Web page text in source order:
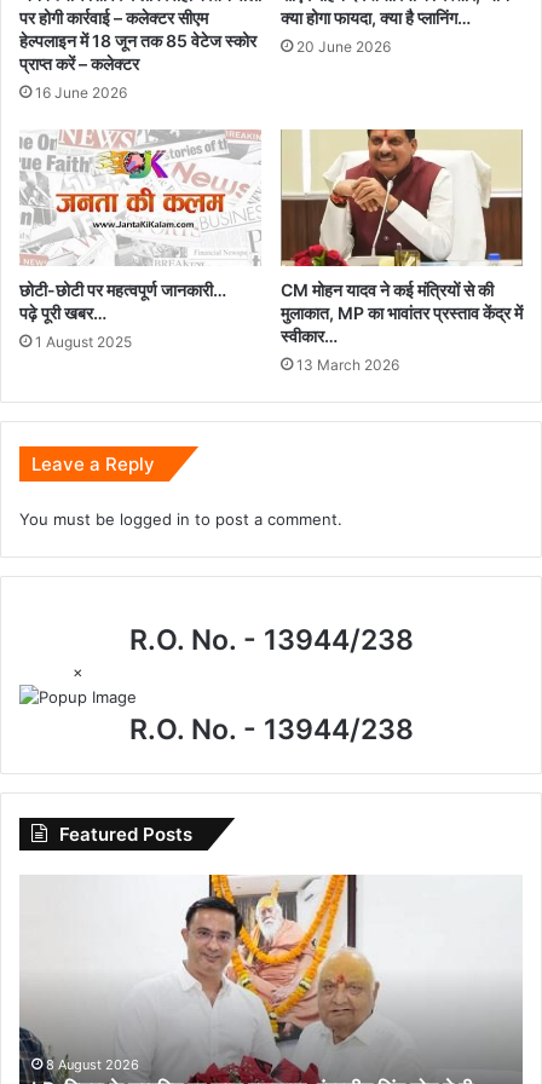
पर होगी कार्रवाई – कलेक्टर सीएम
हेल्पलाइन में 18 जून तक 85 वेटेज स्कोर
प्राप्त करें – कलेक्टर
16 June 2026
क्या होगा फायदा, क्या है प्लानिंग…
20 June 2026
छोटी-छोटी पर महत्वपूर्ण जानकारी…
पढ़े पूरी खबर…
1 August 2025
CM मोहन यादव ने कई मंत्रियों से की
मुलाकात, MP का भावांतर प्रस्ताव केंद्र में
स्वीकार…
13 March 2026
Leave a Reply
You must be logged in to post a comment.
R.O. No. - 13944/238
×
R.O. No. - 13944/238
Featured Posts
मुलाकात,
इंद्रजीत8 August 2026